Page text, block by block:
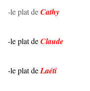
-le plat deCathy
-le plat deClaude
-le plat deLaéti